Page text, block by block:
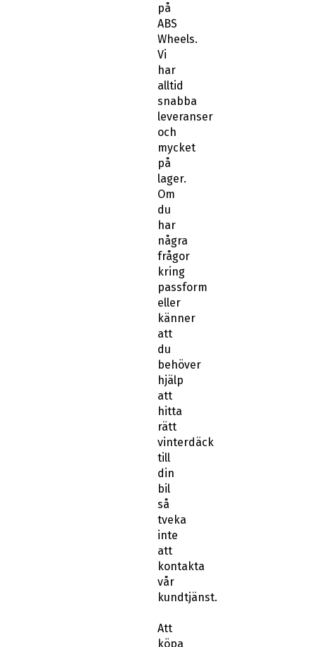
på
ABS
Wheels.
Vi
har
alltid
snabba
leveranser
och
mycket
på
lager.
Om
du
har
några
frågor
kring
passform
eller
känner
att
du
behöver
hjälp
att
hitta
rätt
vinterdäck
till
din
bil
så
tveka
inte
att
kontakta
vår
kundtjänst.
Att
köpa